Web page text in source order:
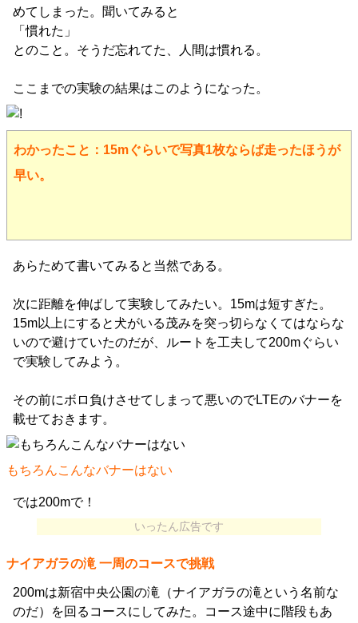
めてしまった。聞いてみると
「慣れた」
とのこと。そうだ忘れてた、人間は慣れる。
ここまでの実験の結果はこのようになった。
わかったこと：15mぐらいで写真1枚ならば走ったほうが
早い。
あらためて書いてみると当然である。
次に距離を伸ばして実験してみたい。15mは短すぎた。
15m以上にすると犬がいる茂みを突っ切らなくてはならな
いので避けていたのだが、ルートを工夫して200mぐらい
で実験してみよう。
その前にボロ負けさせてしまって悪いのでLTEのバナーを
載せておきます。
もちろんこんなバナーはない
では200mで！
いったん広告です
ナイアガラの滝 一周のコースで挑戦
200mは新宿中央公園の滝（ナイアガラの滝という名前な
のだ）を回るコースにしてみた。コース途中に階段もあ